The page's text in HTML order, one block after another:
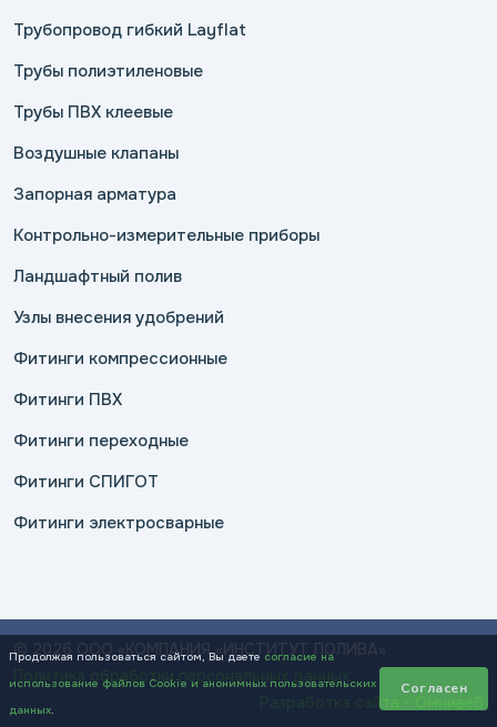
Трубопровод гибкий Layflat
Трубы полиэтиленовые
Трубы ПВХ клеевые
Воздушные клапаны
Запорная арматура
Контрольно-измерительные приборы
Ландшафтный полив
Узлы внесения удобрений
Фитинги компрессионные
Фитинги ПВХ
Фитинги переходные
Фитинги СПИГОТ
Фитинги электросварные
© 2026 ООО «КОМПАНИЯ «ИНСТИТУТ ПОЛИВА»
Политика обработки персональных данных
Разработка сайта - Омнивеб
Продолжая пользоваться сайтом, Вы даете согласие на
использование файлов Cookie и анонимных пользовательских
данных.
Согласен